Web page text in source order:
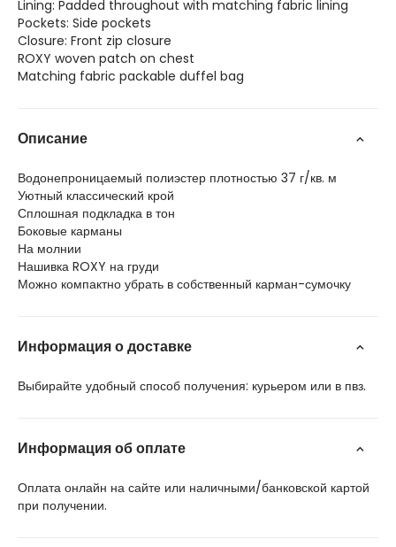
Lining: Padded throughout with matching fabric lining
Pockets: Side pockets
Closure: Front zip closure
ROXY woven patch on chest
Matching fabric packable duffel bag
Описание
Водонепроницаемый полиэстер плотностью 37 г/кв. м
Уютный классический крой
Сплошная подкладка в тон
Боковые карманы
На молнии
Нашивка ROXY на груди
Можно компактно убрать в собственный карман-сумочку
Информация о доставке
Выбирайте удобный способ получения: курьером или в пвз.
Информация об оплате
Оплата онлайн на сайте или наличными/банковской картой
при получении.